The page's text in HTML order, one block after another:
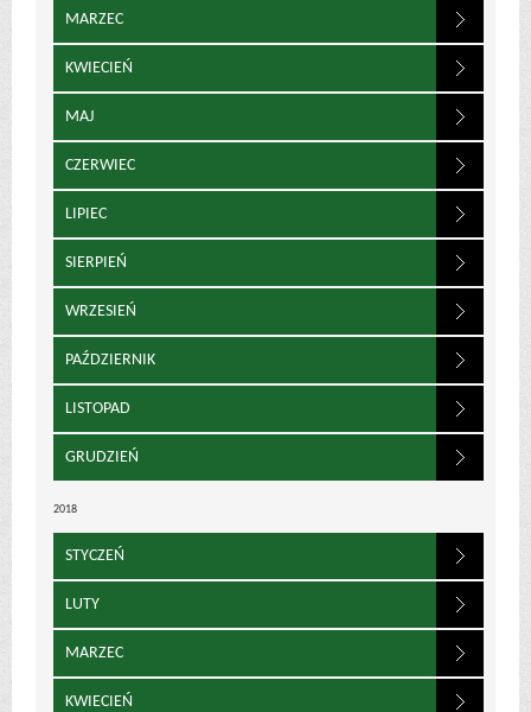
MARZEC
KWIECIEŃ
MAJ
CZERWIEC
LIPIEC
SIERPIEŃ
WRZESIEŃ
PAŹDZIERNIK
LISTOPAD
GRUDZIEŃ
2018
STYCZEŃ
LUTY
MARZEC
KWIECIEŃ